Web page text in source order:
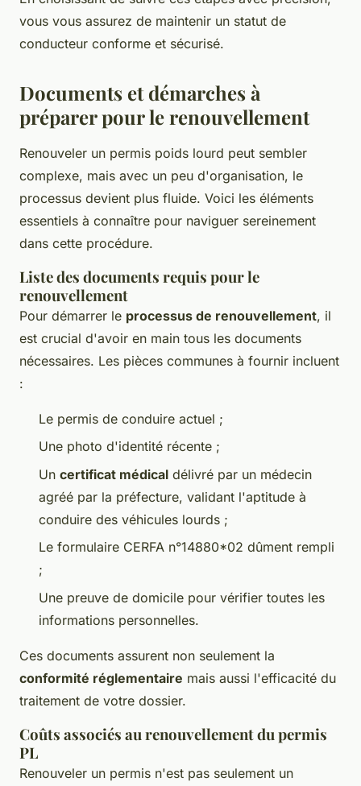
vous vous assurez de maintenir un statut de
conducteur conforme et sécurisé.
Documents et démarches à
préparer pour le renouvellement
Renouveler un permis poids lourd peut sembler
complexe, mais avec un peu d'organisation, le
processus devient plus fluide. Voici les éléments
essentiels à connaître pour naviguer sereinement
dans cette procédure.
Liste des documents requis pour le
renouvellement
Pour démarrer le processus de renouvellement, il
est crucial d'avoir en main tous les documents
nécessaires. Les pièces communes à fournir incluent
:
Le permis de conduire actuel ;
Une photo d'identité récente ;
Un certificat médical délivré par un médecin
agréé par la préfecture, validant l'aptitude à
conduire des véhicules lourds ;
Le formulaire CERFA n°14880*02 dûment rempli
;
Une preuve de domicile pour vérifier toutes les
informations personnelles.
Ces documents assurent non seulement la
conformité réglementaire mais aussi l'efficacité du
traitement de votre dossier.
Coûts associés au renouvellement du permis
PL
Renouveler un permis n'est pas seulement un